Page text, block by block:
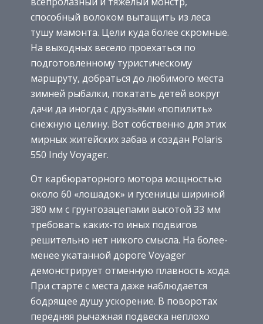
способный волоком вытащить из леса
тушу мамонта. Цели куда более скромные.
На выходных весело проехаться по
подготовленному туристическому
маршруту, добраться до любимого места
зимней рыбалки, покатать детей вокруг
дачи да иногда с друзьями «попилить»
снежную целину. Вот собственно для этих
мирных житейских забав и создан Polaris
550 Indy Voyager.
От карбюраторного мотора мощностью
около 60 «лошадок» и гусеницы шириной
380 мм с грунтозацепами высотой 33 мм
требовать каких-то иных подвигов
решительно нет никого смысла. На более-
менее укатанной дороге Voyager
демонстрирует отменную плавность хода.
При старте с места даже наблюдается
бодрящее душу ускорение. В поворотах
передняя рычажная подвеска неплохо